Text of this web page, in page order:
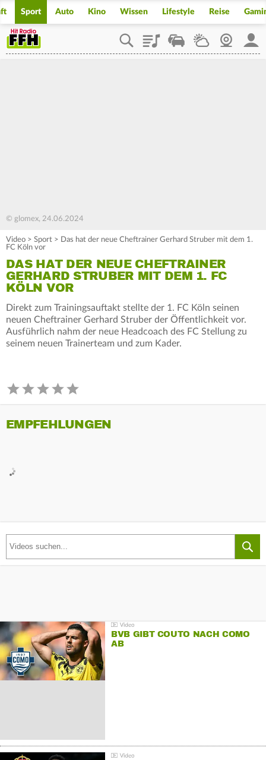
Sport Auto Kino Wissen Lifestyle Reise
PlaylistStaupilotWetterWebcam
© glomex, 24.06.2024
Video > Sport > Das hat der neue Cheftrainer Gerhard Struber mit dem 1.
FC Köln vor
DAS HAT DER NEUE CHEFTRAINER
GERHARD STRUBER MIT DEM 1. FC
KÖLN VOR
Direkt zum Trainingsauftakt stellte der 1. FC Köln seinen
neuen Cheftrainer Gerhard Struber der Öffentlichkeit vor.
Ausführlich nahm der neue Headcoach des FC Stellung zu
seinem neuen Trainerteam und zum Kader.
EMPFEHLUNGEN
BVB GIBT COUTO NACH COMO
AB